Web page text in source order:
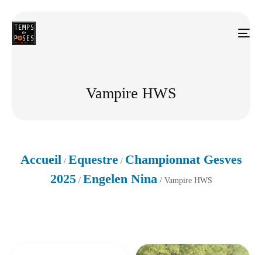
Vampire HWS
Accueil / Equestre/ Championnat Gesves
2025/ Engelen Nina / Vampire HWS